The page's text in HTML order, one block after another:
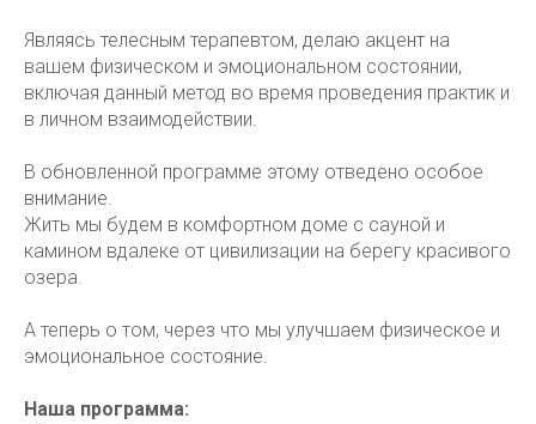
Являясь телесным терапевтом, делаю акцент на
вашем физическом и эмоциональном состоянии,
включая данный метод во время проведения практик и
в личном взаимодействии.
В обновленной программе этому отведено особое
внимание.
Жить мы будем в комфортном доме с сауной и
камином вдалеке от цивилизации на берегу красивого
озера.
А теперь о том, через что мы улучшаем физическое и
эмоциональное состояние.
Наша программа: